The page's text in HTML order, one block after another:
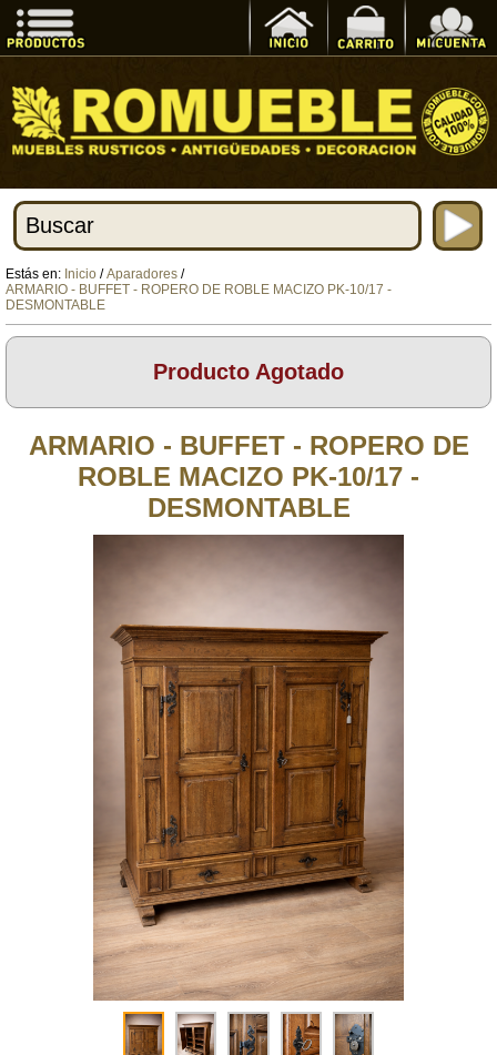
Estás en: Inicio /Aparadores /
ARMARIO - BUFFET - ROPERO DE ROBLE MACIZO PK-10/17 -
DESMONTABLE
Producto Agotado
ARMARIO - BUFFET - ROPERO DE
ROBLE MACIZO PK-10/17 -
DESMONTABLE